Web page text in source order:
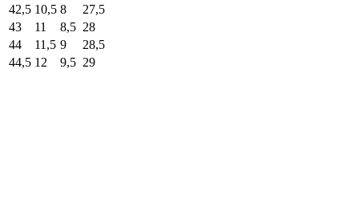
42,5 10,5 8
27,5
43
11 8,5 28
44
11,5 9
28,5
44,5 12 9,5 29